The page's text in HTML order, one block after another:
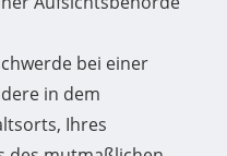
bei einer
in dem
Ihres